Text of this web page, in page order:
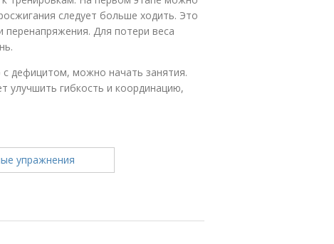
следует больше ходить. Это
перенапряжения. Для потери веса
с дефицитом, можно начать занятия.
улучшить гибкость и координацию,